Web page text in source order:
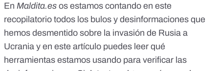
En Maldita.es os estamos contando en este
recopilatorio todos los bulos y desinformaciones que
hemos desmentido sobre la invasión de Rusia a
Ucrania y en este artículo puedes leer qué
herramientas estamos usando para verificar las